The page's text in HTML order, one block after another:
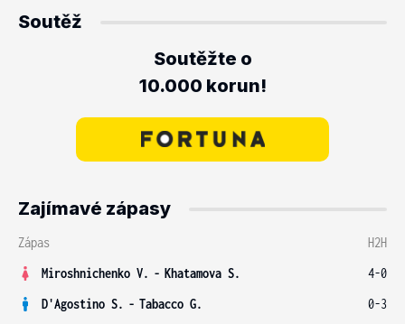
Soutěž
Soutěžte o
10.000 korun!
Zajímavé zápasy
Zápas
H2H
Miroshnichenko V. - Khatamova S.
4-0
D'Agostino S. - Tabacco G.
0-3